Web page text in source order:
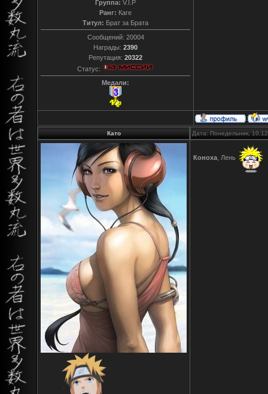
Группа: V.I.P
Ранг: Каге
Титул: Брат за Брата
Сообщений: 20004
Награды: 2390
Репутация: 20322
Статус:
Медали:
Като Дата: Понедельник,
Коноха , Лень